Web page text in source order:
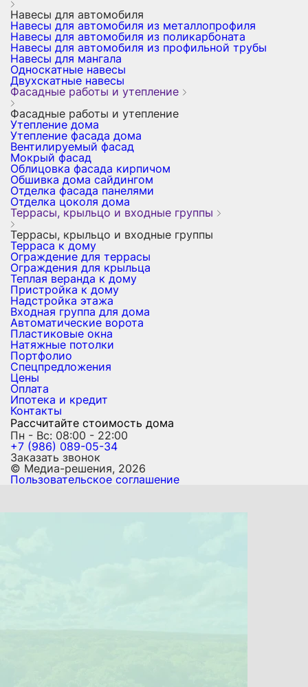
Навесы для автомобиля
Навесы для автомобиля из металлопрофиля
Навесы для автомобиля из поликарбоната
Навесы для автомобиля из профильной трубы
Навесы для мангала
Односкатные навесы
Двухскатные навесы
Фасадные работы и утепление
Фасадные работы и утепление
Утепление дома
Утепление фасада дома
Вентилируемый фасад
Мокрый фасад
Облицовка фасада кирпичом
Обшивка дома сайдингом
Отделка фасада панелями
Отделка цоколя дома
Террасы, крыльцо и входные группы
Террасы, крыльцо и входные группы
Терраса к дому
Ограждение для террасы
Ограждения для крыльца
Теплая веранда к дому
Пристройка к дому
Надстройка этажа
Входная группа для дома
Автоматические ворота
Пластиковые окна
Натяжные потолки
Портфолио
Спецпредложения
Цены
Оплата
Ипотека и кредит
Контакты
Рассчитайте стоимость дома
Пн - Вс: 08:00 - 22:00
+7 (986) 089-05-34
Заказать звонок
© Медиа-решения, 2026
Пользовательское соглашение